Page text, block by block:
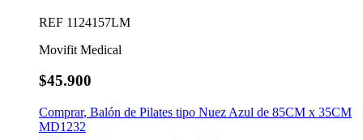
REF 1124157LM
Movifit Medical
$45.900
Comprar, Balón de Pilates tipo Nuez Azul de 85CM x 35CM
MD1232